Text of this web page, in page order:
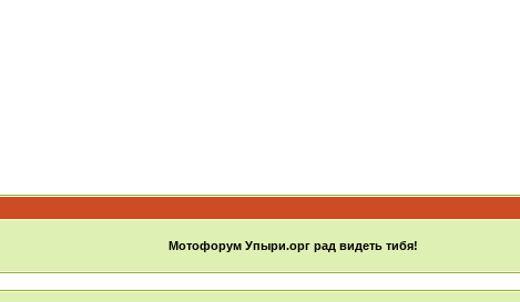
Мотофорум Упыри.орг рад видеть тибя!